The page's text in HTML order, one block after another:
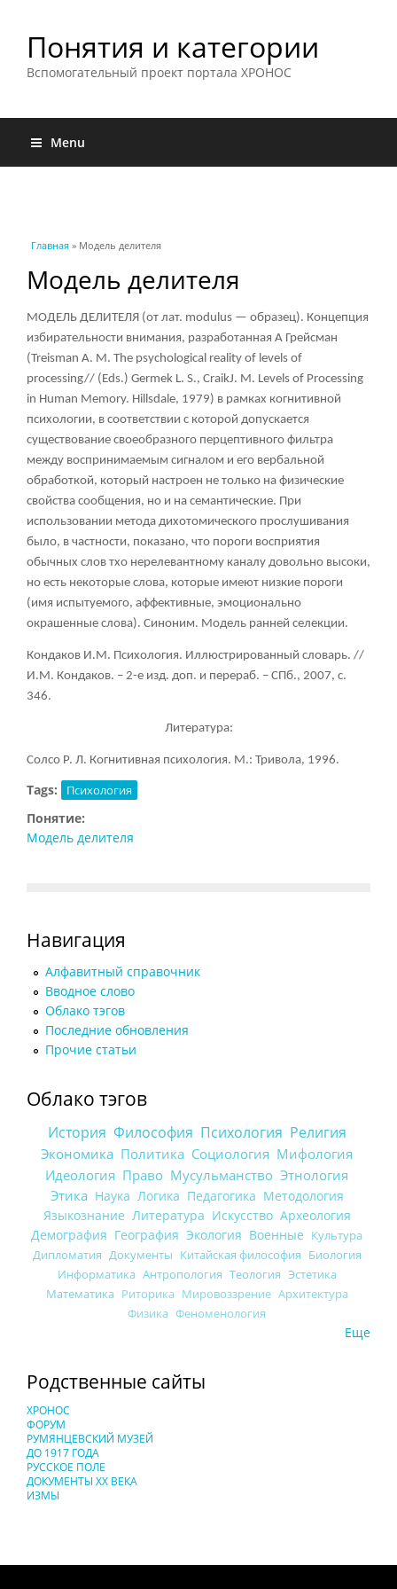
Понятия и категории
Вспомогательный проект портала ХРОНОС
Menu
Вы здесь
Главная » Модель делителя
Модель делителя
МОДЕЛЬ ДЕЛИТЕЛЯ (от лат. modulus — образец). Концепция
избирательности внимания, разработанная А Грейсман
(Treisman А. М. The psychological reality of levels of
processing// (Eds.) Germek L. S., CraikJ. M. Levels of Processing
in Human Memory. Hillsdale, 1979) в рамках когнитивной
психологии, в соответствии с которой допускается
существование своеобразного перцептивного фильтра
между воспринимаемым сигналом и его вербальной
обработкой, который настроен не только на физические
свойства сообщения, но и на семантические. При
использовании метода дихотомического прослушивания
было, в частности, показано, что пороги восприятия
обычных слов тхо нерелевантному каналу довольно высоки,
но есть некоторые слова, которые имеют низкие пороги
(имя испытуемого, аффективные, эмоционально
окрашенные слова). Синоним. Модель ранней селекции.
Кондаков И.М. Психология. Иллюстрированный словарь. //
И.М. Кондаков. – 2-е изд. доп. и перераб. – СПб., 2007, с.
346.
Литература:
Солсо Р. Л. Когнитивная психология. М.: Тривола, 1996.
Tags: Психология
Понятие:
Модель делителя
Навигация
Алфавитный справочник
Вводное слово
Облако тэгов
Последние обновления
Прочие статьи
Облако тэгов
История Философия Психология Религия
Экономика Политика Социология Мифология
Идеология Право Мусульманство Этнология
Этика Наука Логика Педагогика Методология
Языкознание Литература Искусство Археология
Демография География Экология Военные Культура
Дипломатия Документы Китайская философия Биология
Информатика Антропология Теология Эстетика
Математика Риторика Мировоззрение Архитектура
Физика Феноменология
Еще
Родственные сайты
ХРОНОС
ФОРУМ
РУМЯНЦЕВСКИЙ МУЗЕЙ
ДО 1917 ГОДА
РУССКОЕ ПОЛЕ
ДОКУМЕНТЫ XX ВЕКА
ИЗМЫ